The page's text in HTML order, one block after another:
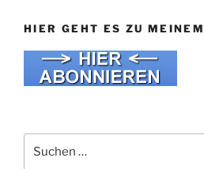
HIER GEHT ES ZU
nach: